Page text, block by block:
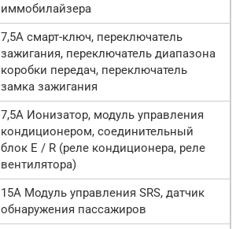
иммобилайзера
7,5А смарт-ключ, переключатель
зажигания, переключатель диапазона
коробки передач, переключатель
замка зажигания
7,5А Ионизатор, модуль управления
кондиционером, соединительный
блок E / R (реле кондиционера, реле
вентилятора)
15А Модуль управления SRS, датчик
обнаружения пассажиров